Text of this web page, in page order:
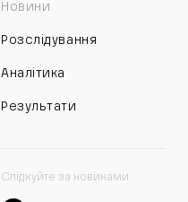
Новини
Розслідування
Аналітика
Результати
Слідкуйте за новинами